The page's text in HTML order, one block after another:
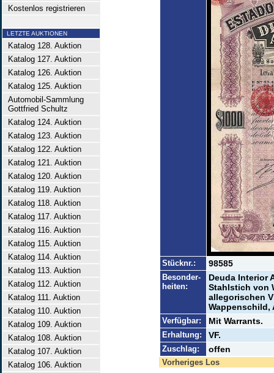
Kostenlos registrieren
LETZTE AUKTIONEN
Katalog 128. Auktion
Katalog 127. Auktion
Katalog 126. Auktion
Katalog 125. Auktion
Automobil-Sammlung
Gottfried Schultz
Katalog 124. Auktion
Katalog 123. Auktion
Katalog 122. Auktion
Katalog 121. Auktion
Katalog 120. Auktion
Katalog 119. Auktion
Katalog 118. Auktion
Katalog 117. Auktion
Katalog 116. Auktion
Katalog 115. Auktion
Katalog 114. Auktion
Katalog 113. Auktion
Katalog 112. Auktion
Katalog 111. Auktion
Katalog 110. Auktion
Katalog 109. Auktion
Katalog 108. Auktion
Katalog 107. Auktion
Katalog 106. Auktion
Stücknr.: 98585
Besonder-
heiten:
Deuda Interior
Stahlstich von
allegorischen
Wappenschild,
Verfügbar: Mit Warrants.
Erhaltung: VF.
Zuschlag: offen
Vorheriges Los